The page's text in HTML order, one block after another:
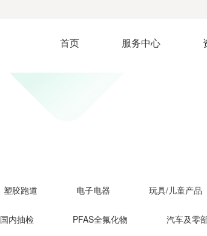
首页 服务中心
塑胶跑道 电子电器 玩具/儿童产品
国内抽检 PFAS全氟化物 汽车及零